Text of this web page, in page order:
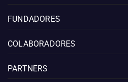
FUNDADORES
COLABORADORES
PARTNERS